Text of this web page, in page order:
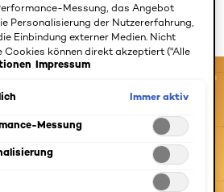
Eigenschaften des
Messung, das Angebot
Personalisierung der Nutzererfahrung,
Einbindung externer Medien. Nicht
können direkt akzeptiert ("Alle
("Ohne Einwilligung fortfahren")
("Auswahl speichern"). Die
weitere Informationen s. unsere
Impressum
Immer aktiv
Messung